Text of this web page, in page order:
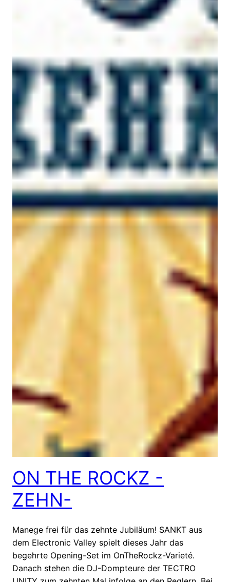
ON THE ROCKZ -
ZEHN-
Manege frei für das zehnte Jubiläum! SANKT aus
dem Electronic Valley spielt dieses Jahr das
begehrte Opening-Set im OnTheRockz-Varieté.
Danach stehen die DJ-Dompteure der TECTRO